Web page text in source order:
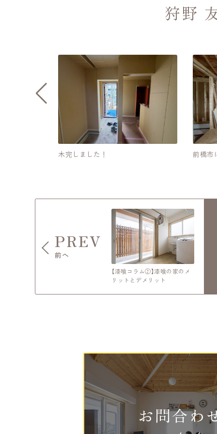
狩野
木完しました！ 前橋市
PREV
前へ
【漆喰コラム②】漆喰の家のメ
リットとデメリット
お問合わ